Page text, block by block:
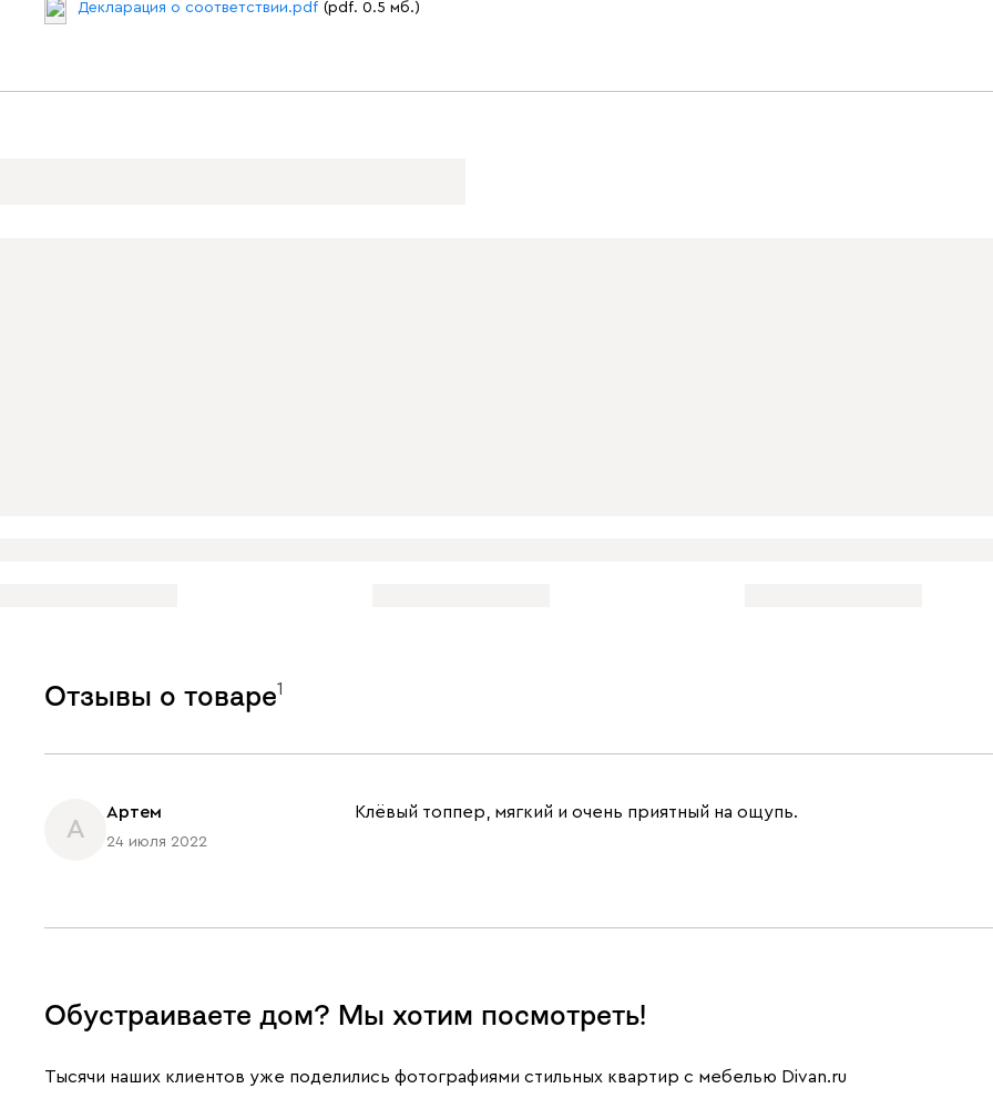
Декларация о соответствии.pdf (pdf. 0.5 мб.)
Отзывы о товаре1
А
Артем
24 июля 2022
Клёвый топпер, мягкий и очень приятный на ощупь.
Обустраиваете дом? Мы хотим посмотреть!
Тысячи наших клиентов уже поделились фотографиями стильных квартир с мебелью Divan.ru